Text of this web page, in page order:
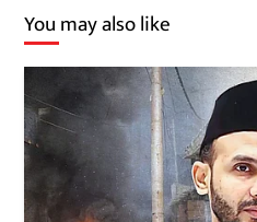
You may also like